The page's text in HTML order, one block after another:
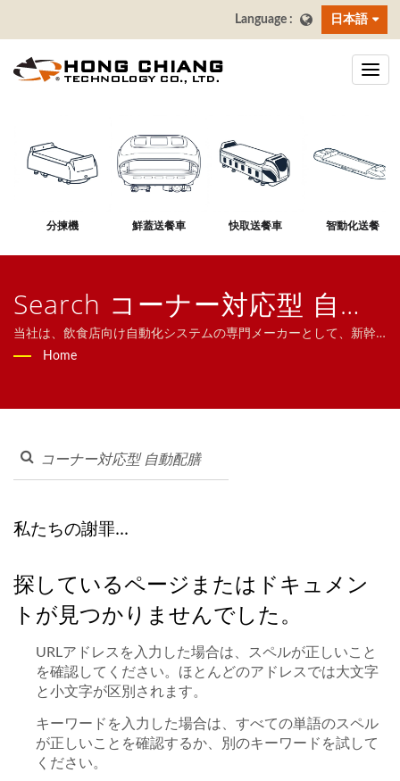
日本語
分揀機 鮮蓋送餐車 快取送餐車 智動化送餐
Search コーナー対応型 自動
配膳システム | ホンチャンテ
当社は、飲食店向け自動化システムの専門メーカーとして、新幹
線型配膳システム、配膳ロボット、コンベヤシステム、回転寿司
Home
私たちの謝罪...
探しているページまたはドキュメン
トが見つかりませんでした。
URLアドレスを入力した場合は、スペルが正しいこと
を確認してください。ほとんどのアドレスでは大文字
と小文字が区別されます。
キーワードを入力した場合は、すべての単語のスペル
が正しいことを確認するか、別のキーワードを試して
ください。